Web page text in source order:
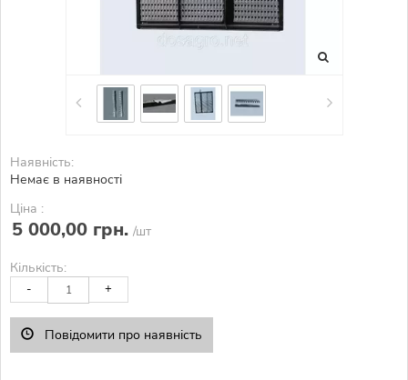
Наявність:
Немає в наявності
Ціна :
5 000,00 грн. /шт
Кількість:
- +
Повідомити про наявність